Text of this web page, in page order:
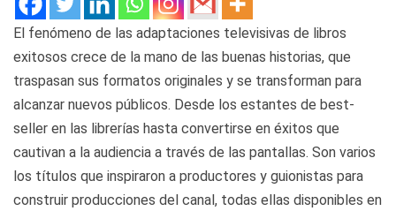
El fenómeno de las adaptaciones televisivas de libros
exitosos crece de la mano de las buenas historias, que
traspasan sus formatos originales y se transforman para
alcanzar nuevos públicos. Desde los estantes de best-
seller en las librerías hasta convertirse en éxitos que
cautivan a la audiencia a través de las pantallas. Son varios
los títulos que inspiraron a productores y guionistas para
construir producciones del canal, todas ellas disponibles en